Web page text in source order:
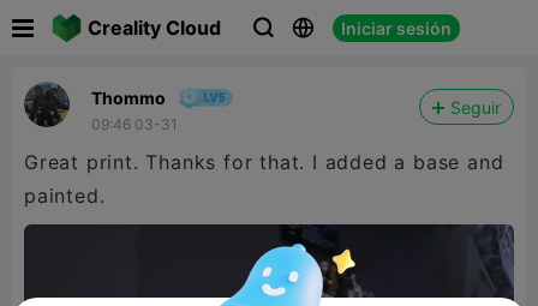
Creality Cloud   Iniciar sesión
Thommo
09:46 03-31
Seguir
Great print. Thanks for that. I added a base and
painted.